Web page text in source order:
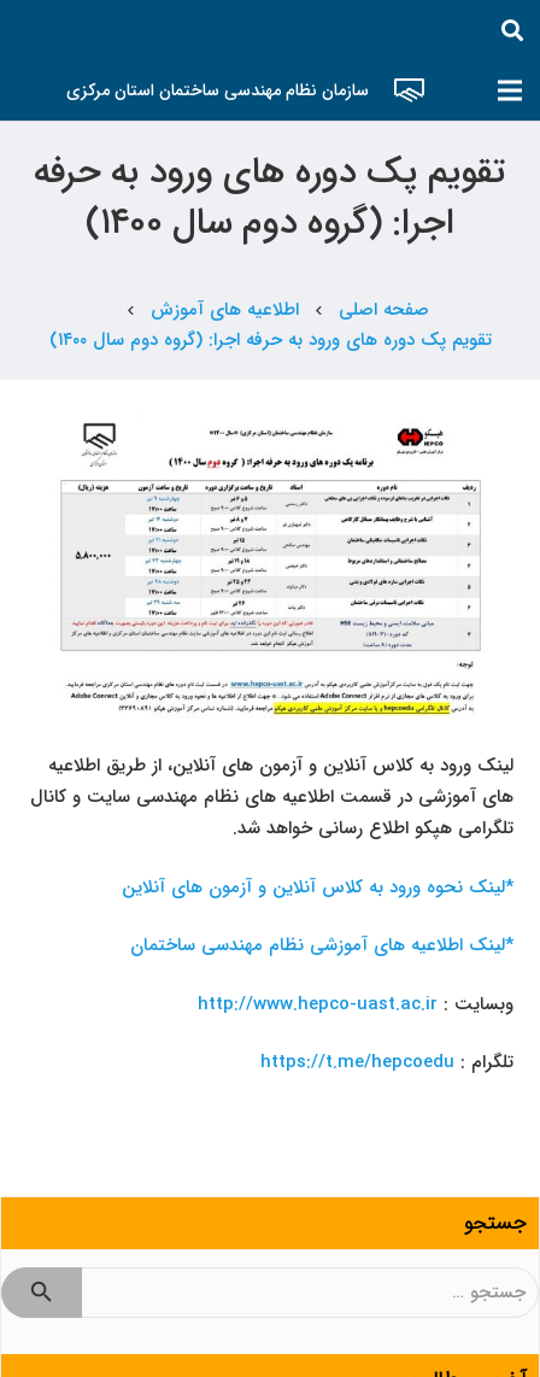
سازمان نظام مهندسی ساختمان استان مرکزی
تقویم پک دوره های ورود به حرفه
اجرا: (گروه دوم سال ۱۴۰۰)
صفحه اصلی chevron_left اطلاعیه های آموزش chevron_left
تقویم پک دوره های ورود به حرفه اجرا: (گروه دوم سال ۱۴۰۰)
لینک ورود به کلاس آنلاین و آزمون های آنلاین، از طریق اطلاعیه
های آموزشی در قسمت اطلاعیه های نظام مهندسی سایت و کانال
تلگرامی هپکو اطلاع رسانی خواهد شد.
*لینک نحوه ورود به کلاس آنلاین و آزمون های آنلاین
*لینک اطلاعیه های آموزشی نظام مهندسی ساختمان
وبسایت : http://www.hepco-uast.ac.ir
تلگرام : https://t.me/hepcoedu
جستجو
جستجو